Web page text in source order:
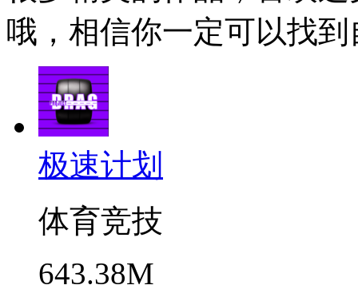
哦，相信你一定可以找
极速计划
体育竞技
643.38M